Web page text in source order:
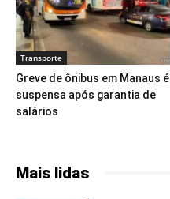
Transporte
Greve de ônibus em Manaus é
suspensa após garantia de
salários
Mais lidas